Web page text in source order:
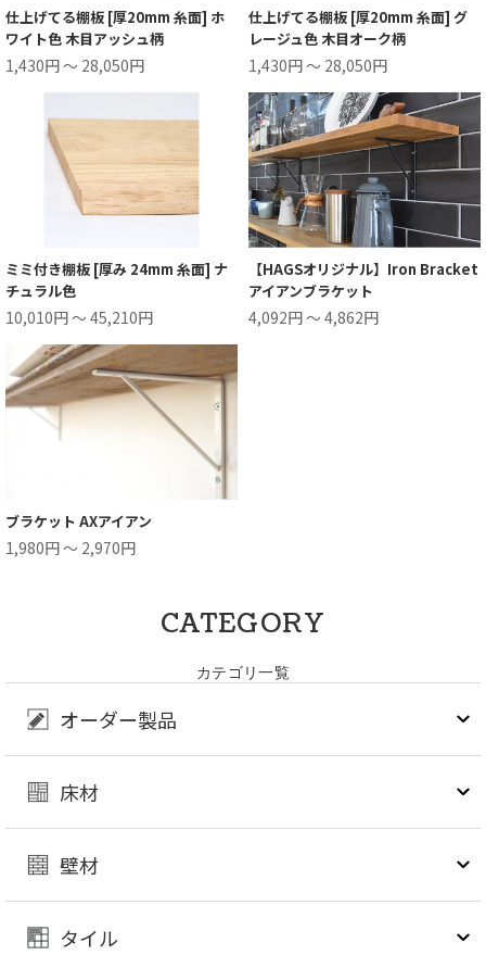
仕上げてる棚板 [厚20mm 糸面] ホ
ワイト色 木目アッシュ柄
1,430円 ～ 28,050円
仕上げてる棚板 [厚20mm 糸面] グ
レージュ色 木目オーク柄
1,430円 ～ 28,050円
ミミ付き棚板 [厚み 24mm 糸面] ナ
チュラル色
10,010円 ～ 45,210円
【HAGSオリジナル】Iron Bracket
アイアンブラケット
4,092円 ～ 4,862円
ブラケット AXアイアン
1,980円 ～ 2,970円
CATEGORY
カテゴリ一覧
オーダー製品
床材
壁材
タイル